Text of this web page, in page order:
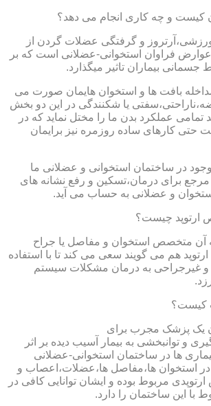
کیست و چه کاری انجام می دهد؟
و گرفتگی عضلات گردن از
فراوان استخوانی-عضلانی است که بر
بیماران تاثیر میگذارد.
بافت ها و استخوان هایمان صورت می
یا شکنندگی در این دو بخش
عملکرد بدن ما را مختل نماید که در
حتی کارهای ساده روزمره نیز برایمان
در ساختمان استخوانی و عضلانی ما
مرجع برای درمان،تسکین و رفع نشانه های
و عضلانی به حساب می آید.
ارتوپد چیست؟
آن متخصص استخوان و مفاصل یا جراح
هم می گویند سعی می کند تا با استفاده
غیرجراحی به درمان مشکلات سیستم
کیست؟
یک پزشک مجرب برای
و توانبخشی به بیمار آسیب دیده بر اثر
ها در ساختمان استخوانی-عضلانی
استخوان ها،مفاصل ها،عضلات،اعصاب و
مربوط بوده و ایشان توانایی کافی در
با این ساختمان را دارد.